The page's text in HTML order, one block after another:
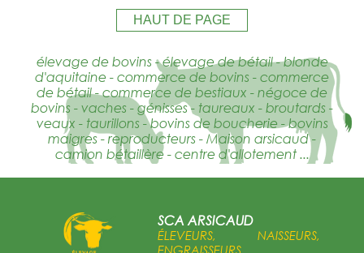
HAUT DE PAGE
élevage de bovins - élevage de bétail - blonde
d'aquitaine - commerce de bovins - commerce
de bétail - commerce de bestiaux - négoce de
bovins - vaches - génisses - taureaux - broutards -
veaux - taurillons - bovins de boucherie - bovins
maigres - reproducteurs - Maison arsicaud -
camion bétaillère - centre d'allotement ...
SCA ARSICAUD
ÉLEVEURS, NAISSEURS,
ENGRAISSEURS